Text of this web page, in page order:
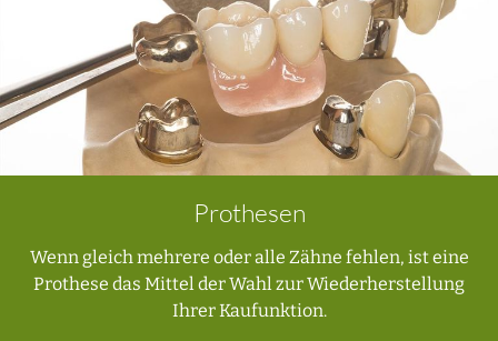
Prothesen
Wenn gleich mehrere oder alle Zähne fehlen, ist eine
Prothese das Mittel der Wahl zur Wiederherstellung
Ihrer Kaufunktion.